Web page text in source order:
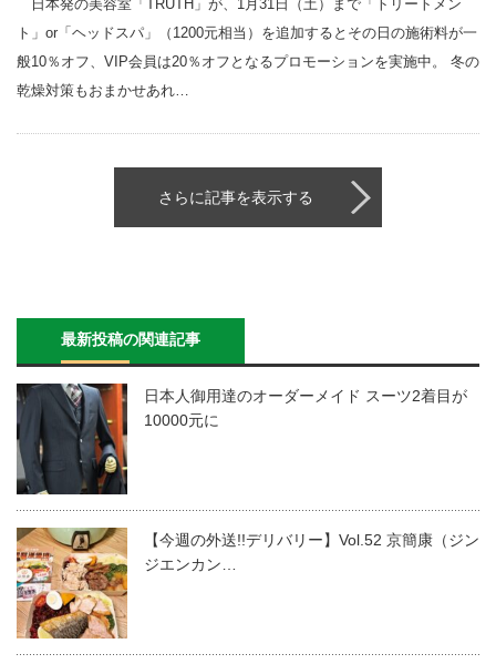
日本発の美容室「TRUTH」が、1月31日（土）まで「トリートメン
ト」or「ヘッドスパ」（1200元相当）を追加するとその日の施術料が一
般10％オフ、VIP会員は20％オフとなるプロモーションを実施中。 冬の
乾燥対策もおまかせあれ…
さらに記事を表示する
最新投稿の関連記事
日本人御用達のオーダーメイド スーツ2着目が
10000元に
【今週の外送!!デリバリー】Vol.52 京簡康（ジン
ジエンカン…